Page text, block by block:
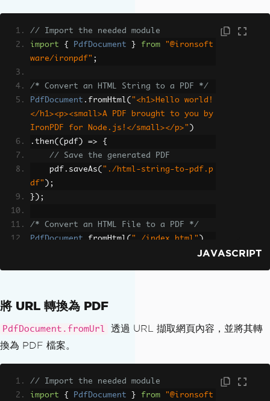
// Import the needed module
import
{ PdfDocument } from
"@ironsoft
ware/ironpdf" ;
/* Convert an HTML String to a PDF */
PdfDocument . fromHtml( "<h1>Hello world!
</h1><p><small>A PDF brought to you by
IronPDF for Node.js!</small></p>" )
. then(( pdf ) =>
{
// Save the generated PDF
    pdf
. saveAs( "./html-string-to-pdf.p
df" );
});
/* Convert an HTML File to a PDF */
PdfDocument
fromHtml ( "./index.html" )
});
JAVASCRIPT
將 URL 轉換為 PDF
PdfDocument.fromUrl
透過 URL 擷取網頁內容，並將其轉
換為 PDF 檔案。
// Import the needed module
import
{ PdfDocument } from
"@ironsoft